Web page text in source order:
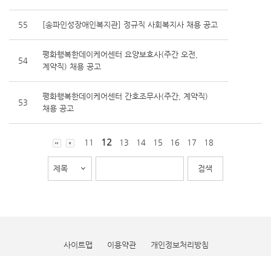
55 [송파인성장애인복지관] 정규직 사회복지사 채용 공고
54
평화행복한데이케어센터 요양보호사(주간 오전,
계약직) 채용 공고
53
평화행복한데이케어센터 간호조무사(주간, 계약직)
채용 공고
11 12 13 14 15 16 17 18
사이트맵 이용약관 개인정보처리방침